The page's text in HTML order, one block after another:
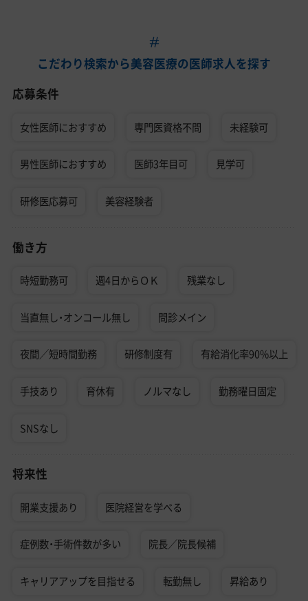
こだわり検索から美容医療の医師求人を探す
応募条件
女性医師におすすめ 専門医資格不問 未経験可
男性医師におすすめ 医師3年目可 見学可
研修医応募可 美容経験者
働き方
時短勤務可 週4日からＯＫ 残業なし
当直無し・オンコール無し 問診メイン
夜間／短時間勤務 研修制度有 有給消化率90%以上
手技あり 育休有 ノルマなし 勤務曜日固定
SNSなし
将来性
開業支援あり 医院経営を学べる
症例数・手術件数が多い 院長／院長候補
キャリアアップを目指せる 転勤無し 昇給あり